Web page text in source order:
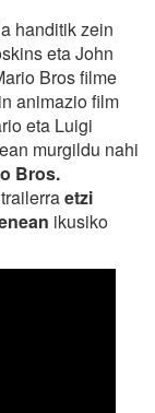
handitik zein
eta John
Bros filme
animazio film
eta Luigi
murgildu nahi
Bros.
etzi
ikusiko